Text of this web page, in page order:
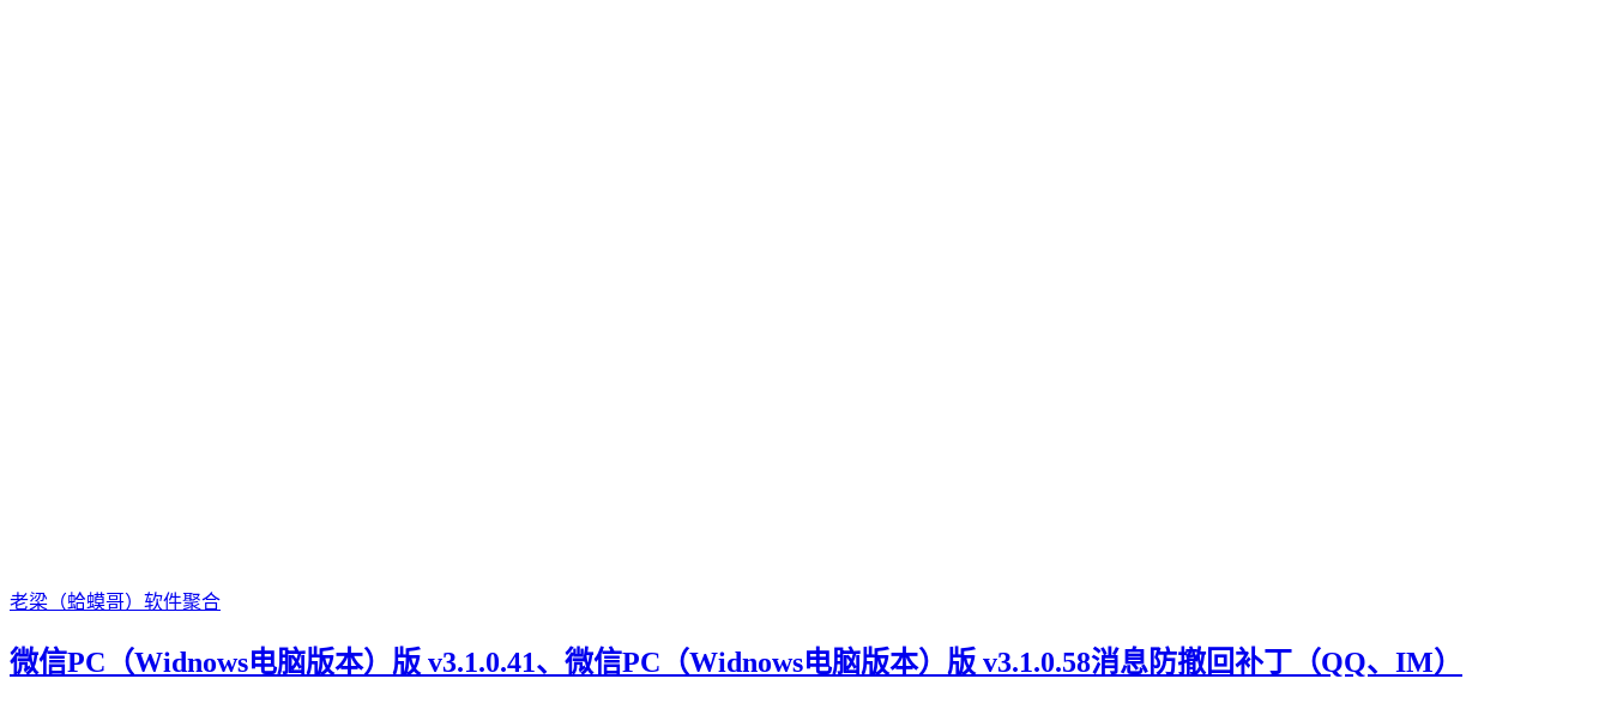
老梁（蛤蟆哥） 软件聚合
微信PC（Widnows电脑版本）版 v3.1.0.41、微信PC（Widnows电脑版本）版 v3.1.0.58消息防撤回补丁（QQ、IM）